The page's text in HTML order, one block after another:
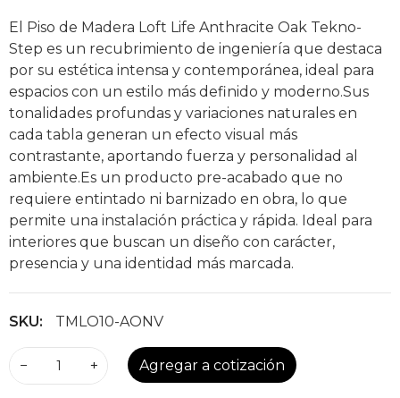
El Piso de Madera Loft Life Anthracite Oak Tekno-
Step es un recubrimiento de ingeniería que destaca
por su estética intensa y contemporánea, ideal para
espacios con un estilo más definido y moderno.Sus
tonalidades profundas y variaciones naturales en
cada tabla generan un efecto visual más
contrastante, aportando fuerza y personalidad al
ambiente.Es un producto pre-acabado que no
requiere entintado ni barnizado en obra, lo que
permite una instalación práctica y rápida. Ideal para
interiores que buscan un diseño con carácter,
presencia y una identidad más marcada.
SKU: TMLO10-AONV
− + Agregar a cotización